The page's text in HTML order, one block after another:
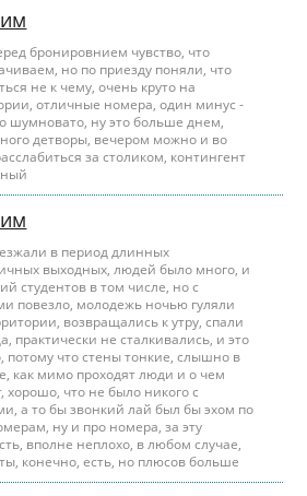
бронировнием чувство, что
но по приезду поняли, что
не к чему, очень круто на
отличные номера, один минус -
шумновато, ну это больше днем,
детворы, вечером можно и во
за столиком, контингент
в период длинных
выходных, людей было много, и
студентов в том числе, но с
повезло, молодежь ночью гуляли
возвращались к утру, спали
практически не сталкивались, и это
потому что стены тонкие, слышно в
как мимо проходят люди и о чем
хорошо, что не было никого с
а то бы звонкий лай был бы эхом по
ну и про номера, за эту
вполне неплохо, в любом случае,
конечно, есть, но плюсов больше